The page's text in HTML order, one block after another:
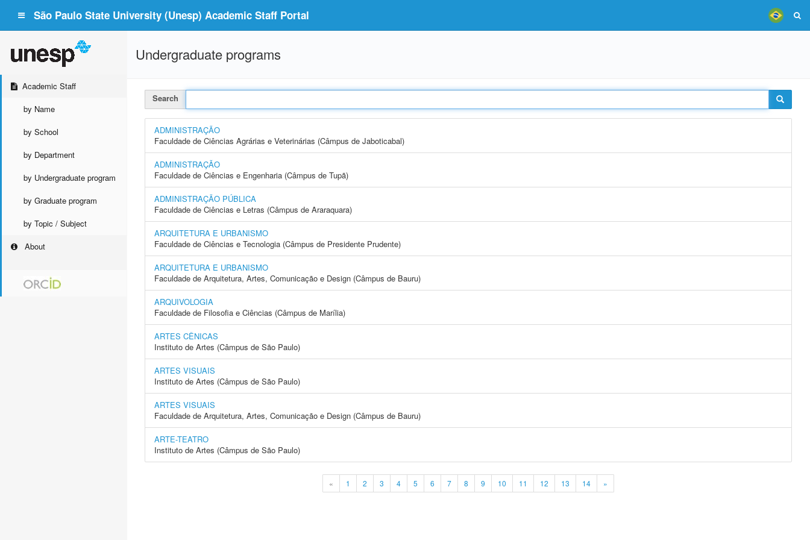
São Paulo State University (Unesp) Academic Staff Portal
Academic Staff
by Name
by School
by Department
by Undergraduate program
by Graduate program
by Topic / Subject
About
Undergraduate programs
Search
ADMINISTRAÇÃO
Faculdade de Ciências Agrárias e Veterinárias (Câmpus de Jaboticabal)
ADMINISTRAÇÃO
Faculdade de Ciências e Engenharia (Câmpus de Tupã)
ADMINISTRAÇÃO PÚBLICA
Faculdade de Ciências e Letras (Câmpus de Araraquara)
ARQUITETURA E URBANISMO
Faculdade de Ciências e Tecnologia (Câmpus de Presidente Prudente)
ARQUITETURA E URBANISMO
Faculdade de Arquitetura, Artes, Comunicação e Design (Câmpus de Bauru)
ARQUIVOLOGIA
Faculdade de Filosofia e Ciências (Câmpus de Marília)
ARTES CÊNICAS
Instituto de Artes (Câmpus de São Paulo)
ARTES VISUAIS
Instituto de Artes (Câmpus de São Paulo)
ARTES VISUAIS
Faculdade de Arquitetura, Artes, Comunicação e Design (Câmpus de Bauru)
ARTE-TEATRO
Instituto de Artes (Câmpus de São Paulo)
« 1 2 3 4 5 6 7 8 9 10 11 12 13 14 »